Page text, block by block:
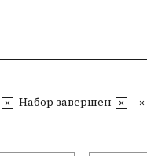
Набор завершен